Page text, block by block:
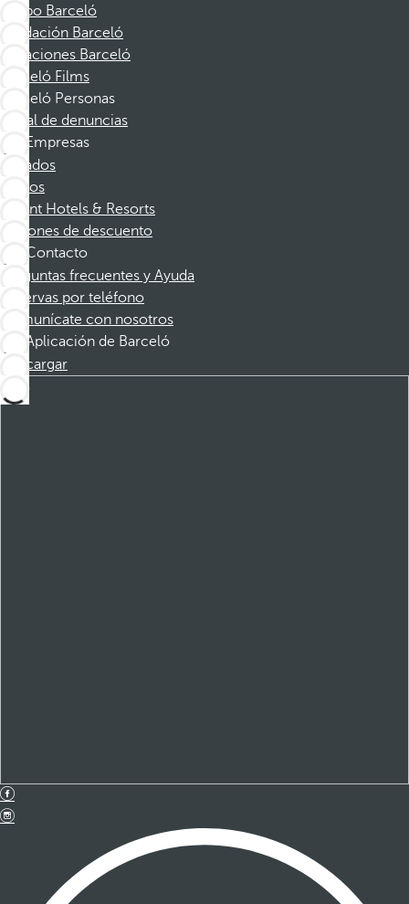
Grupo Barceló
Fundación Barceló
Vacaciones Barceló
Barceló Films
Barceló Personas
Canal de denuncias
Empresas
Afiliados
Socios
Dorint Hotels & Resorts
Cupones de descuento
Contacto
Preguntas frecuentes y Ayuda
Reservas por teléfono
Comunícate con nosotros
Aplicación de Barceló
Descargar